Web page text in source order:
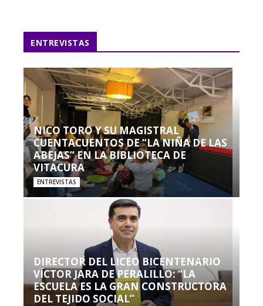
ENTREVISTAS
NICO TORO Y SU MAGISTRAL
CUENTACUENTOS DE “LA NIÑA DE LAS
ABEJAS” EN LA BIBLIOTECA DE
VITACURA
ENTREVISTAS
DIRECTOR DEL LICEO BICENTENARIO
VÍCTOR JARA DE PERALILLO: “LA
ESCUELA ES LA GRAN CONSTRUCTORA
DEL TEJIDO SOCIAL”